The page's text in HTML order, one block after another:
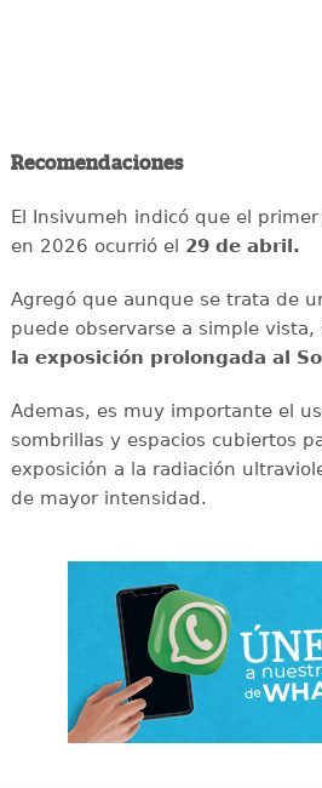
Recomendaciones
El Insivumeh indicó que el
en 2026 ocurrió el 29 de abril.
Agregó que aunque se trata de
puede observarse a simple vista,
la exposición prolongada al
Ademas, es muy importante el
sombrillas y espacios cubiertos
exposición a la radiación
de mayor intensidad.